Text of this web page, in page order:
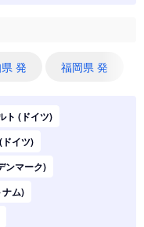
ストラリア)
)
ム)
ピン)
(シンガポール)
リス(英国))
発 福岡県 発
ト (ドイツ)
ドイツ)
ンマーク)
ナム)